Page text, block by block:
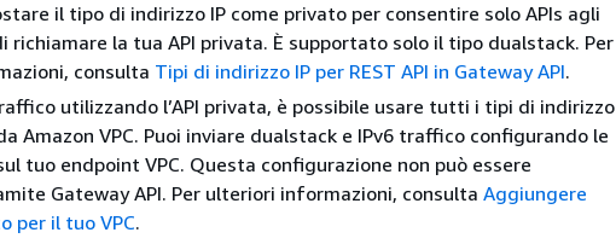
il tipo di indirizzo IP come privato per consentire solo APIs agli
richiamare la tua API privata. È supportato solo il tipo dualstack. Per
consulta Tipi di indirizzo IP per REST API in Gateway API.
utilizzando l’API privata, è possibile usare tutti i tipi di indirizzo
Amazon VPC. Puoi inviare dualstack e IPv6 traffico configurando le
tuo endpoint VPC. Questa configurazione non può essere
Gateway API. Per ulteriori informazioni, consulta Aggiungere
per il tuo VPC.